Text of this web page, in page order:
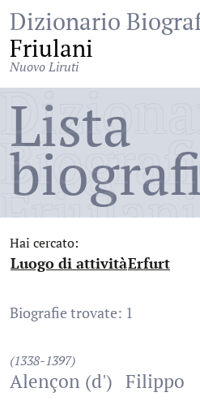
Dizionario
Friulani
Nuovo Liruti
Friulani
Lista
Hai cercato:
Luogo di attività
:Erfurt
Biografie trovate: 1
(1338-1397)
Alençon (d') Filippo